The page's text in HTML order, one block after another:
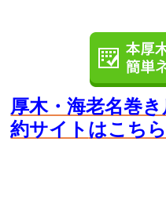
厚木・海老名巻
約サイト はこち